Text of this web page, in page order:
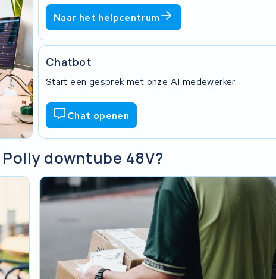
Naar het helpcentrum
Chatbot
Start een gesprek met onze AI medewerker.
Chat openen
downtube 48V?